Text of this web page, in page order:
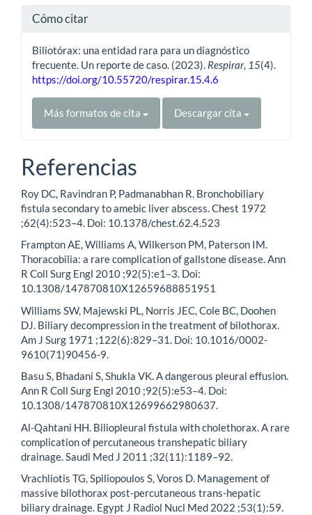
Cómo citar
Biliotórax: una entidad rara para un diagnóstico
frecuente. Un reporte de caso. (2023). Respirar, 15(4).
https://doi.org/10.55720/respirar.15.4.6
Más formatos de cita Descargar cita
Referencias
Roy DC, Ravindran P, Padmanabhan R. Bronchobiliary
fistula secondary to amebic liver abscess. Chest 1972
;62(4):523–4. Doi: 10.1378/chest.62.4.523
Frampton AE, Williams A, Wilkerson PM, Paterson IM.
Thoracobilia: a rare complication of gallstone disease. Ann
R Coll Surg Engl 2010 ;92(5):e1–3. Doi:
10.1308/147870810X12659688851951
Williams SW, Majewski PL, Norris JEC, Cole BC, Doohen
DJ. Biliary decompression in the treatment of bilothorax.
Am J Surg 1971 ;122(6):829–31. Doi: 10.1016/0002-
9610(71)90456-9.
Basu S, Bhadani S, Shukla VK. A dangerous pleural effusion.
Ann R Coll Surg Engl 2010 ;92(5):e53–4. Doi:
10.1308/147870810X12699662980637.
Al-Qahtani HH. Biliopleural fistula with cholethorax. A rare
complication of percutaneous transhepatic biliary
drainage. Saudi Med J 2011 ;32(11):1189–92.
Vrachliotis TG, Spiliopoulos S, Voros D. Management of
massive bilothorax post-percutaneous trans-hepatic
biliary drainage. Egypt J Radiol Nucl Med 2022 ;53(1):59.